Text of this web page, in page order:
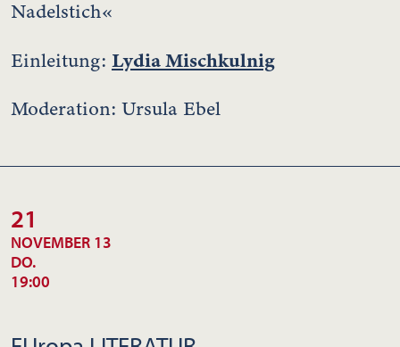
Nadelstich«
Einleitung: Lydia Mischkulnig
Moderation: Ursula Ebel
21
NOVEMBER 13
DO.
19:00